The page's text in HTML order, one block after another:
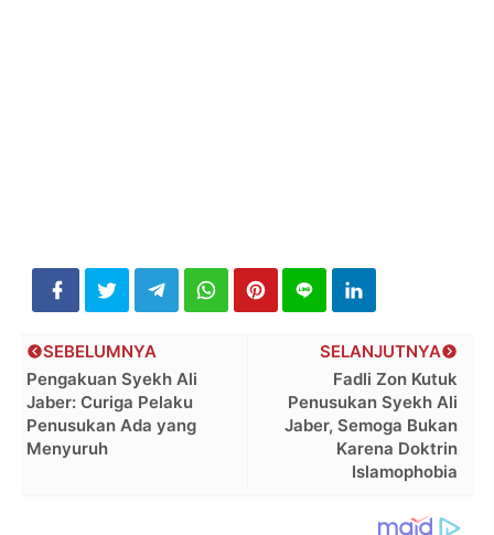
SELANJUTNYA
Fadli Zon Kutuk
Penusukan Syekh Ali
Jaber, Semoga Bukan
Karena Doktrin
Islamophobia
SEBELUMNYA
Pengakuan Syekh Ali
Jaber: Curiga Pelaku
Penusukan Ada yang
Menyuruh